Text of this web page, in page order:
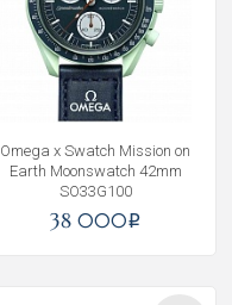
Omega x Swatch Mission on
Earth Moonswatch 42mm
SO33G100
38 000i